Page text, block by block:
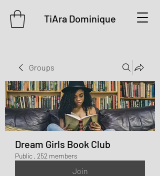
TiAra Dominique
Groups
Dream Girls Book Club
Public · 252 members
Join